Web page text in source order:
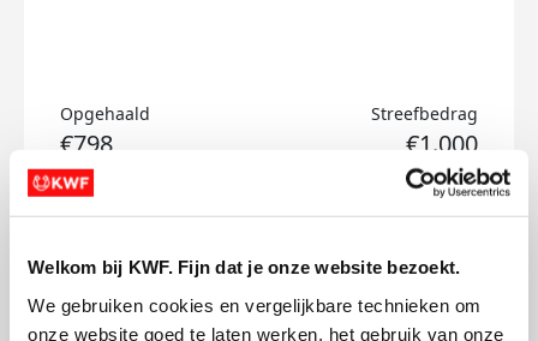
Welkom bij KWF. Fijn dat je onze website bezoekt.
We gebruiken cookies en vergelijkbare technieken om
onze website goed te laten werken, het gebruik van onze
Opgehaald
€798
Streefbedrag
€1.000
Doneer
Sanne's badges